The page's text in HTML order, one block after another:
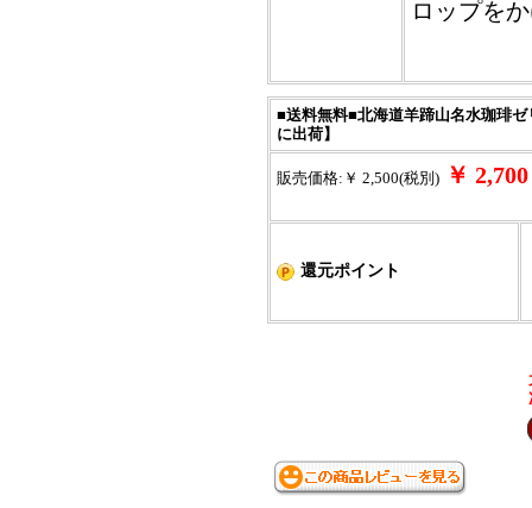
ロップを
■送料無料■北海道羊蹄山名水珈琲
に出荷】
販売価格:￥ 2,500(税別) ￥
還元ポイント